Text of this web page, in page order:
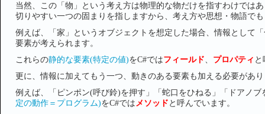
当然、この「物」という考え方は物理的な物だけを指すわけでは
切りやすい一つの固まりを指しますから、考え方や思想・物語で
例えば、「家」というオブジェクトを想定した場合、情報として
要素が考えられます。
これらの静的な要素(特定の値)をC#ではフィールド プロパティ
更に、情報に加えてもう一つ、動きのある要素も加える必要があ
例えば、「ピンポン(呼び鈴)を押す」「蛇口をひねる」「ドアノ
定の動作＝プログラム)をC#では メソッド と呼んでいます。